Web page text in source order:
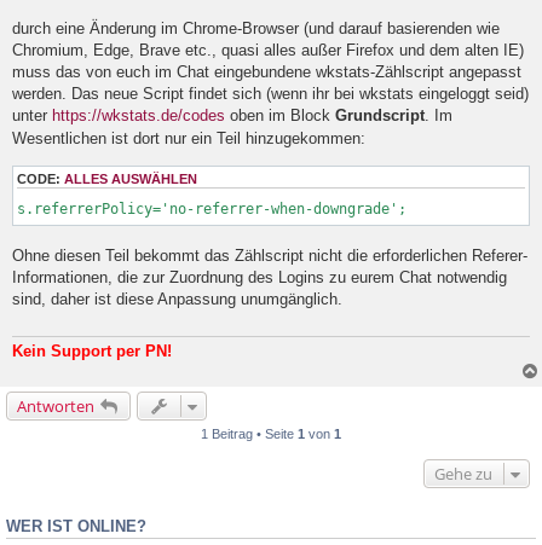
e
s
e
e
r
B
i
t
a
durch eine Änderung im Chrome-Browser (und darauf basierenden wie
Chromium, Edge, Brave etc., quasi alles außer Firefox und dem alten IE)
muss das von euch im Chat eingebundene wkstats-Zählscript angepasst
werden. Das neue Script findet sich (wenn ihr bei wkstats eingeloggt seid)
unter https://wkstats.de/codes oben im Block Grundscript. Im
Wesentlichen ist dort nur ein Teil hinzugekommen:
CODE: ALLES AUSWÄHLEN
s.referrerPolicy='no-referrer-when-downgrade';
Ohne diesen Teil bekommt das Zählscript nicht die erforderlichen Referer-
Informationen, die zur Zuordnung des Logins zu eurem Chat notwendig
sind, daher ist diese Anpassung unumgänglich.
Kein Support per PN!
Antworten
1 Beitrag • Seite 1 von 1
Gehe zu
WER IST ONLINE?